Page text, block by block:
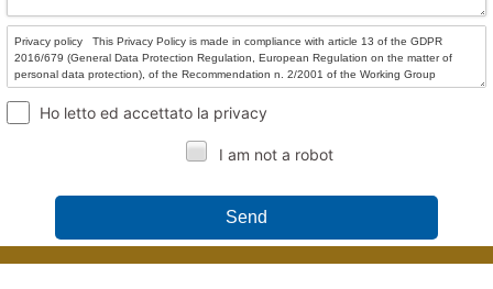
Ho letto ed accettato la privacy
I am not a robot
Send